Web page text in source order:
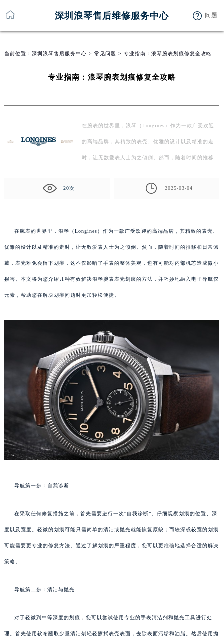
深圳浪琴售后维修服务中心 问题
当前位置： 深圳浪琴售后服务中心 > 常见问题 > 专业指南：浪琴腕表划痕修复全攻略
专业指南：浪琴腕表划痕修复全攻略
在腕表的世界里，浪琴（Longines）作为一款广受欢迎
的高端品牌，其精致的表壳、优雅的设计以及精准的走
时，让无数爱表人士为之倾倒。然而，随着时间的推移和
20次 2025-03-04
在腕表的世界里，浪琴（Longines）作为一款广受欢迎的高端品牌，其精致的表壳、
优雅的设计以及精准的走时，让无数爱表人士为之倾倒。然而，随着时间的推移和日常佩
戴，表壳难免会留下划痕，这不仅影响了手表的整体美观，也有可能对内部机芯造成微小
损害。本文将为您介绍几种有效解决浪琴腕表表壳划痕的方法，并巧妙地融入电子导航仪
元素，帮助您在解决划痕问题时更加轻松便捷。
导航第一步：自我诊断
在采取任何修复措施之前，首先需要进行一次“自我诊断”。仔细观察划痕的位置、深
度以及宽度。轻微的划痕可能只需简单的清洁或抛光就能恢复原貌；而较深或较宽的划痕
可能需要更专业的修复方法。通过了解划痕的严重程度，您可以更准确地选择合适的解决
策略。
导航第二步：清洁与抛光
对于轻微到中等深度的划痕，您可以尝试使用专业的手表清洁剂和抛光工具进行处
理。首先使用软布蘸取少量清洁剂轻轻擦拭表壳表面，去除表面污垢和油脂。然后使用抛